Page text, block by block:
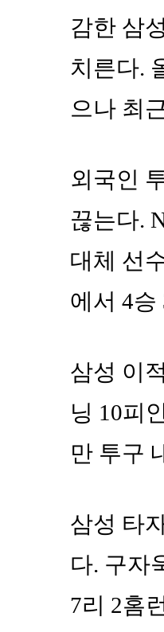
감한 삼
치른다.
으나 최
외국인
끊는다.
대체 선
에서 4
삼성 이
닝 10피
만 투구
삼성 타
다. 구자
7리 2홈